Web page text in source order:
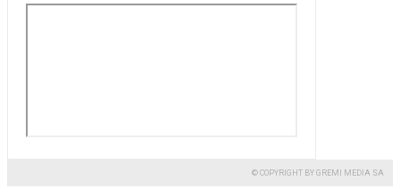
© COPYRIGHT BY GREMI MEDIA SA